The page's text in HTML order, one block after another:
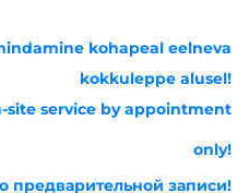
kohapeal eelneva
kokkuleppe alusel!
service by appointment
only!
предварительной записи!